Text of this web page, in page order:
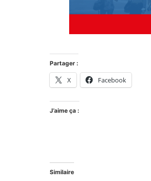
Partager :
X Facebook
J’aime ça :
Similaire